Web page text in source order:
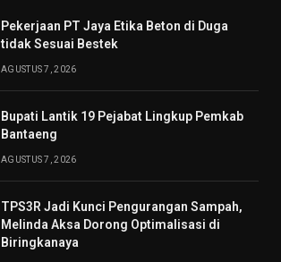
Pekerjaan PT Jaya Etika Beton di Duga
tidak Sesuai Bestek
AGUSTUS 7, 2026
Bupati Lantik 19 Pejabat Lingkup Pemkab
Bantaeng
AGUSTUS 7, 2026
TPS3R Jadi Kunci Pengurangan Sampah,
Melinda Aksa Dorong Optimalisasi di
Biringkanaya